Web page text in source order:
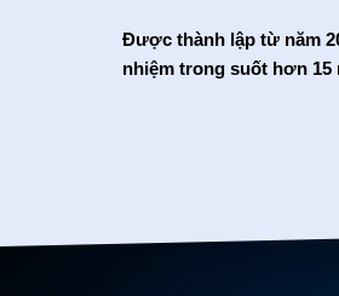
Được thành lập từ năm
nhiệm trong suốt hơn 15